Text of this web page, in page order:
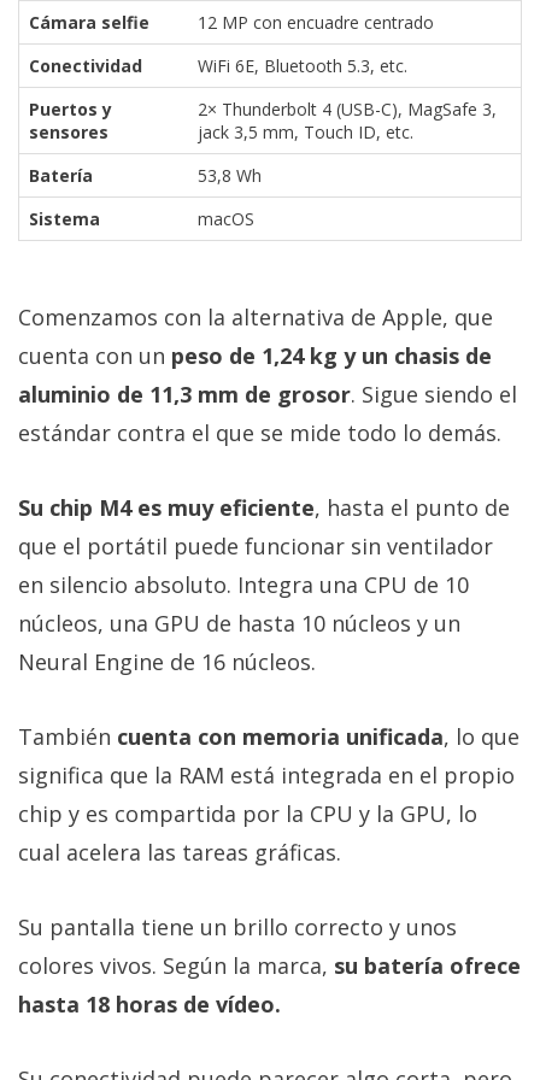
Cámara selfie
12 MP con encuadre centrado
Conectividad
WiFi 6E, Bluetooth 5.3, etc.
Puertos y
sensores
2× Thunderbolt 4 (USB-C), MagSafe 3,
jack 3,5 mm, Touch ID, etc.
Batería
53,8 Wh
Sistema
macOS
Comenzamos con la alternativa de Apple, que
cuenta con un peso de 1,24 kg y un chasis de
aluminio de 11,3 mm de grosor. Sigue siendo el
estándar contra el que se mide todo lo demás.
Su chip M4 es muy eficiente, hasta el punto de
que el portátil puede funcionar sin ventilador
en silencio absoluto. Integra una CPU de 10
núcleos, una GPU de hasta 10 núcleos y un
Neural Engine de 16 núcleos.
También cuenta con memoria unificada, lo que
significa que la RAM está integrada en el propio
chip y es compartida por la CPU y la GPU, lo
cual acelera las tareas gráficas.
Su pantalla tiene un brillo correcto y unos
colores vivos. Según la marca, su batería ofrece
hasta 18 horas de vídeo.